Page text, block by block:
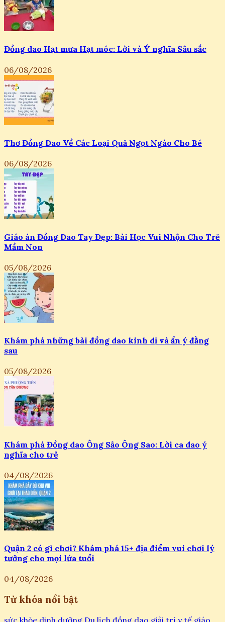
Đồng dao Hạt mưa Hạt móc: Lời và Ý nghĩa Sâu sắc
06/08/2026
Thơ Đồng Dao Về Các Loại Quả Ngọt Ngào Cho Bé
06/08/2026
Giáo án Đồng Dao Tay Đẹp: Bài Học Vui Nhộn Cho Trẻ
Mầm Non
05/08/2026
Khám phá những bài đồng dao kinh dị và ẩn ý đằng
sau
05/08/2026
Khám phá Đồng dao Ông Sảo Ông Sao: Lời ca dao ý
nghĩa cho trẻ
04/08/2026
Quận 2 có gì chơi? Khám phá 15+ địa điểm vui chơi lý
tưởng cho mọi lứa tuổi
04/08/2026
Từ khóa nổi bật
sức khỏe dinh dưỡng Du lịch đồng dao giải trí y tế giáo